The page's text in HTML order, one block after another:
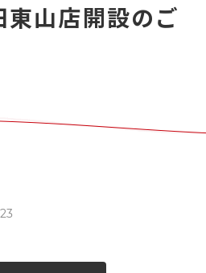
山店開設のご